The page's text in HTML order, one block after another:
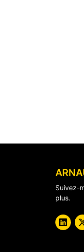
Suivez-
plus.